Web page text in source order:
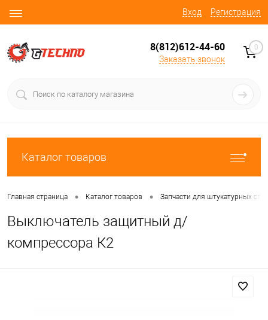
Вход Регистрация
8(812)612-44-60
Заказать звонок
0
Каталог товаров
Главная страница • Каталог товаров • Запчасти для штукатурных
Выключатель защитный д/
компрессора К2